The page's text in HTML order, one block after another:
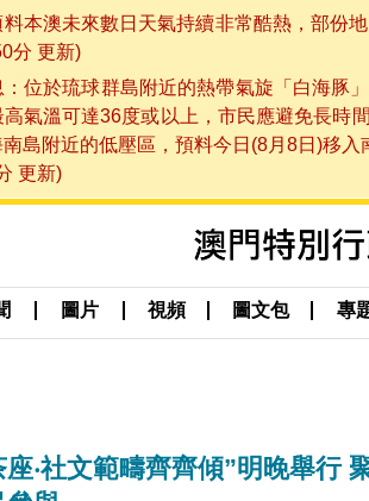
本澳未來數日天氣持續非常酷熱，部份
分 更新)
位於琉球群島附近的熱帶氣旋「白海豚
氣溫可達36度或以上，市民應避免長時
島附近的低壓區，預料今日(8月8日)移
更新)
圖片 視頻 圖文包 專
‧社文範疇齊齊傾”明晚舉行